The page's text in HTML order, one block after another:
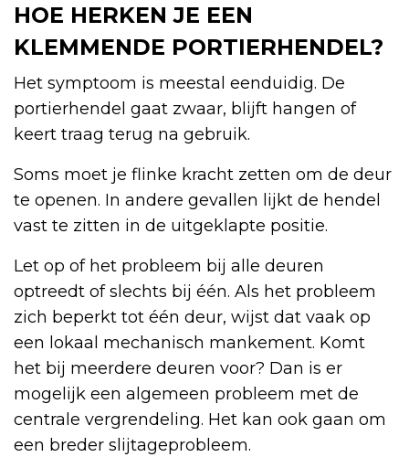
HOE HERKEN JE EEN
KLEMMENDE PORTIERHENDEL?
Het symptoom is meestal eenduidig. De
portierhendel gaat zwaar, blijft hangen of
keert traag terug na gebruik.
Soms moet je flinke kracht zetten om de deur
te openen. In andere gevallen lijkt de hendel
vast te zitten in de uitgeklapte positie.
Let op of het probleem bij alle deuren
optreedt of slechts bij één. Als het probleem
zich beperkt tot één deur, wijst dat vaak op
een lokaal mechanisch mankement. Komt
het bij meerdere deuren voor? Dan is er
mogelijk een algemeen probleem met de
centrale vergrendeling. Het kan ook gaan om
een breder slijtageprobleem.